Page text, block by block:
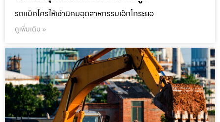
รถแม็คโครให้เช่านิคมอุตสาหกรรมเอ็กโกระยอ
ดูเพิ่มเติม »